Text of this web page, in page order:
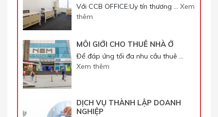
Với CCB OFFICE:Uy tín thương … Xem
thêm
MÔI GIỚI CHO THUÊ NHÀ Ở
Để đáp ứng tối đa nhu cầu thuê …
Xem thêm
DỊCH VỤ THÀNH LẬP DOANH
NGHIỆP